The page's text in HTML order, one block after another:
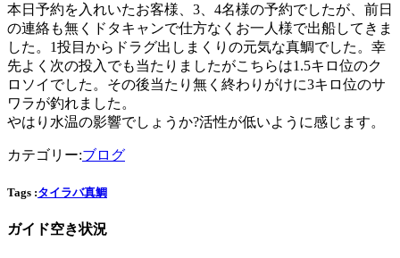
本日予約を入れいたお客様、3、4名様の予約でしたが、前日
の連絡も無くドタキャンで仕方なくお一人様で出船してきま
した。1投目からドラグ出しまくりの元気な真鯛でした。幸
先よく次の投入でも当たりましたがこちらは1.5キロ位のク
ロソイでした。その後当たり無く終わりがけに3キロ位のサ
ワラが釣れました。
やはり水温の影響でしょうか?活性が低いように感じます。
カテゴリー:ブログ
Tags :タイラバ真鯛
ガイド空き状況